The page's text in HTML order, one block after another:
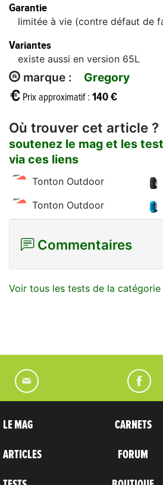
Garantie
limitée à vie (contre défaut de
Variantes
existe aussi en version 65L
marque : Gregory
Prix approximatif : 140 €
Où trouver cet article ?
soutenez le mag et les
via ces liens
Tonton Outdoor
Tonton Outdoor
Commentaires
Voir tous les tests de la
LE MAG
ARTICLES
CARNETS
FORUM